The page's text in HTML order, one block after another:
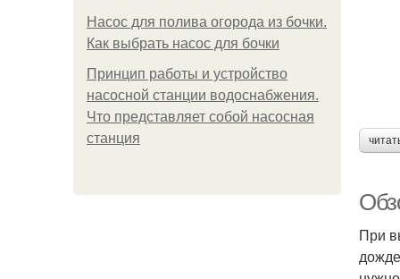
Насос для полива огорода из бочки.
Как выбрать насос для бочки
Принцип работы и устройство
насосной станции водоснабжения.
Что представляет собой насосная
станция
При